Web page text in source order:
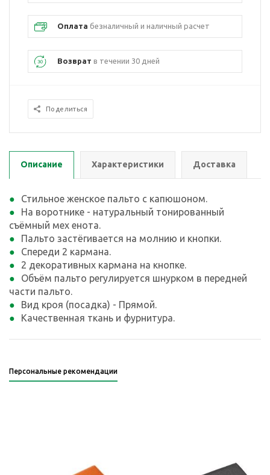
Оплата безналичный и наличный расчет
Возврат в течении 30 дней
Поделиться
Описание Характеристики Доставка
Стильное женское пальто с капюшоном.
На воротнике - натуральный тонированный
съёмный мех енота.
Пальто застёгивается на молнию и кнопки.
Спереди 2 кармана.
2 декоративных кармана на кнопке.
Объём пальто регулируется шнурком в передней
части пальто.
Вид кроя (посадка) - Прямой.
Качественная ткань и фурнитура.
Персональные рекомендации